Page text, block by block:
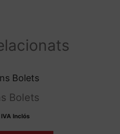
Bolets
IVA Inclós